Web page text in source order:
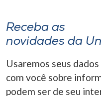
A+
Receba as
novidades da
Usaremos seus
com você sobre
podem ser de seu